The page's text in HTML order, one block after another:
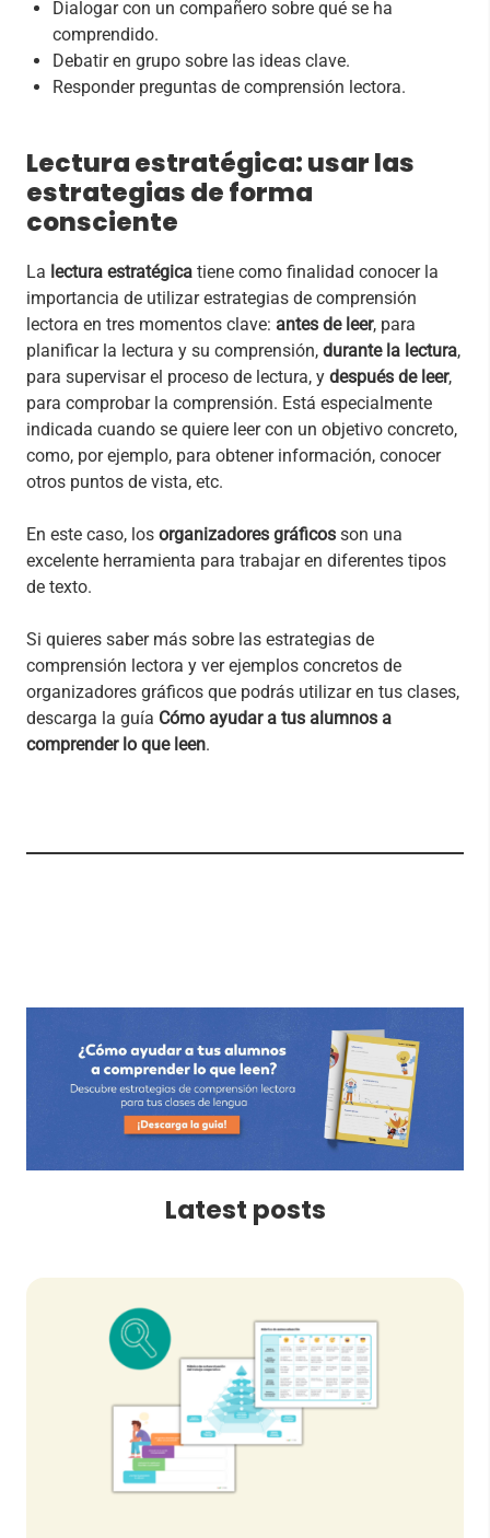
Dialogar con un compañero sobre qué se ha
comprendido.
Debatir en grupo sobre las ideas clave.
Responder preguntas de comprensión lectora.
Lectura estratégica: usar las
estrategias de forma
consciente
La lectura estratégica tiene como finalidad conocer la
importancia de utilizar estrategias de comprensión
lectora en tres momentos clave: antes de leer, para
planificar la lectura y su comprensión, durante la lectura,
para supervisar el proceso de lectura, y después de leer,
para comprobar la comprensión. Está especialmente
indicada cuando se quiere leer con un objetivo concreto,
como, por ejemplo, para obtener información, conocer
otros puntos de vista, etc.
En este caso, los organizadores gráficos son una
excelente herramienta para trabajar en diferentes tipos
de texto.
Si quieres saber más sobre las estrategias de
comprensión lectora y ver ejemplos concretos de
organizadores gráficos que podrás utilizar en tus clases,
descarga la guía Cómo ayudar a tus alumnos a
comprender lo que leen.
Latest posts